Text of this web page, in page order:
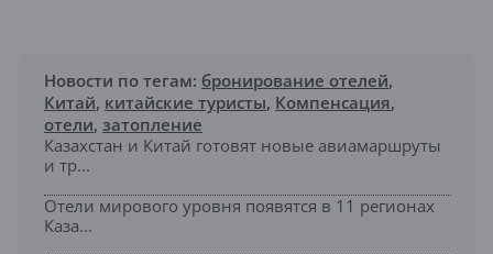
Новости по тегам: бронирование отелей,
Китай, китайские туристы, Компенсация,
отели, затопление
Казахстан и Китай готовят новые авиамаршруты
и тр...
Отели мирового уровня появятся в 11 регионах
Каза...